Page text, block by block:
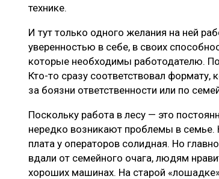
технике.
И тут только одного желания на ней
уверенностью в себе, в своих
которые необходимы работодателю.
Кто-то сразу соответствовал формату,
за боязни ответственности или по
Поскольку работа в лесу — это
нередко возникают проблемы в семье.
плата у операторов солидная. Но
вдали от семейного очага, людям
хороших машинах. На старой